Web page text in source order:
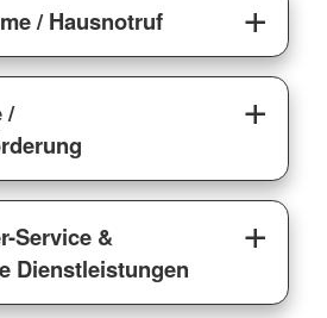
/ Hausnotruf
/
Service &
Dienstleistungen